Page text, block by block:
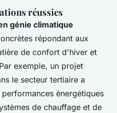
réussies
génie climatique
répondant aux
de confort d'hiver et
exemple, un projet
le secteur tertiaire a
énergétiques
de chauffage et de